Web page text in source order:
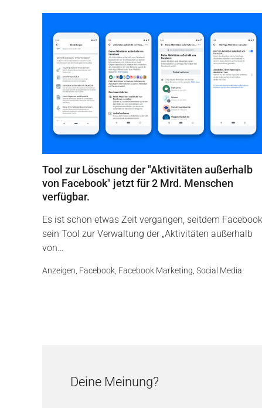
Tool zur Löschung der "Aktivitäten außerhalb
von Facebook" jetzt für 2 Mrd. Menschen
verfügbar.
Es ist schon etwas Zeit vergangen, seitdem Facebook
sein Tool zur Verwaltung der „Aktivitäten außerhalb
von…
Anzeigen Facebook Facebook Marketing Social Media
Deine Meinung?